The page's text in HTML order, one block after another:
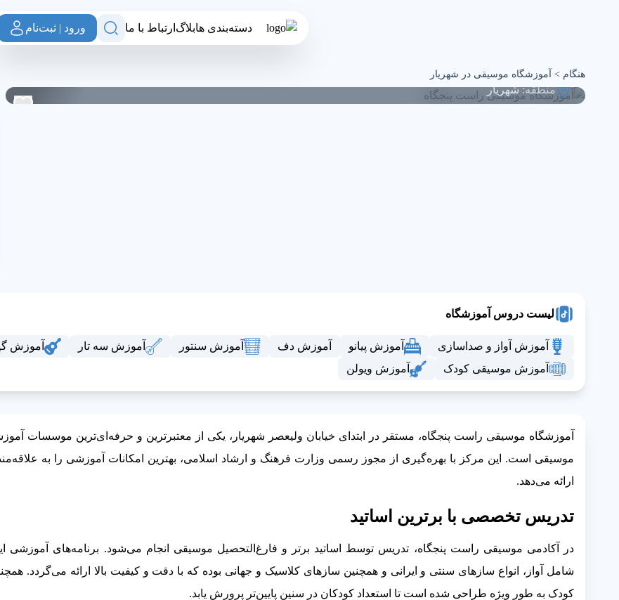
دسته‌بندی هابلاگ ارتباط با ما ورود | ثبت‌نام
هنگام > آموزشگاه موسیقی در شهریار
منطقه: شهریار
لیست دروس آموزشگاه
آموزش آواز و صداسازی آموزش پیانو آموزش دف آموزش سنتور آموزش سه تار
آموزش
آموزش موسیقی کودک
آموزش ویولن
آموزشگاه موسیقی راست پنجگاه، مستقر در ابتدای خیابان ولیعصر شهریار، یکی از معتبرترین و حرفه‌ای‌ترین موسسات
موسیقی است. این مرکز با بهره‌گیری از مجوز رسمی وزارت فرهنگ و ارشاد اسلامی، بهترین امکانات آموزشی را به
ارائه می‌دهد.
تدریس تخصصی با برترین اساتید
در آکادمی موسیقی راست پنجگاه، تدریس توسط اساتید برتر و فارغ‌التحصیل موسیقی انجام می‌شود. برنامه‌های آموزشی
شامل آواز، انواع سازهای سنتی و ایرانی و همچنین سازهای کلاسیک و جهانی بوده که با دقت و کیفیت بالا ارائه می‌گردد.
کودک به طور ویژه طراحی شده است تا استعداد کودکان در سنین پایین‌تر پرورش یابد.